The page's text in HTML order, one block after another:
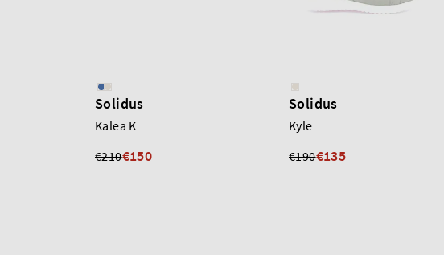
Solidus
Kalea K
€210€150
Solidus
Kyle
€190€135